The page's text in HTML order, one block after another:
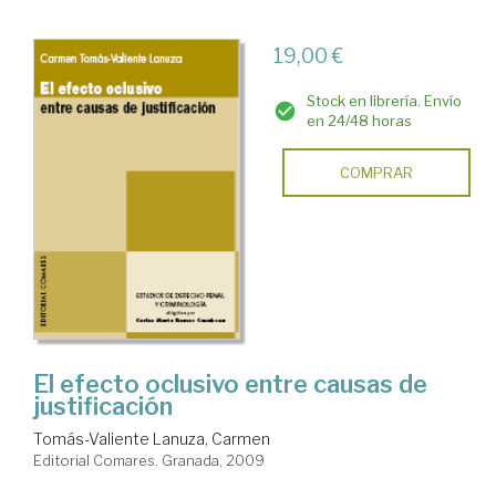
19,00 €
Stock en librería. Envío
en 24/48 horas
COMPRAR
El efecto oclusivo entre causas de
justificación
Tomás-Valiente Lanuza, Carmen
Editorial Comares. Granada, 2009